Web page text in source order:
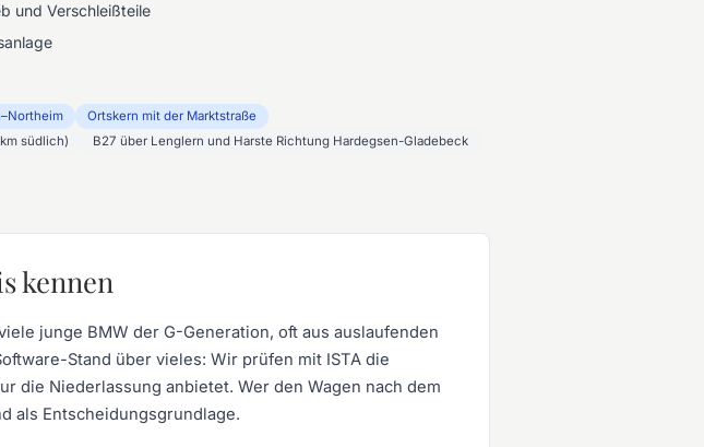
und Verschleißteile
Ortskern mit der Marktstraße
südlich)
B27 über Lenglern und Harste Richtung Hardegsen-Gladebeck
kennen
junge BMW der G-Generation, oft aus auslaufenden
Stand über vieles: Wir prüfen mit ISTA die
die Niederlassung anbietet. Wer den Wagen nach dem
als Entscheidungsgrundlage.